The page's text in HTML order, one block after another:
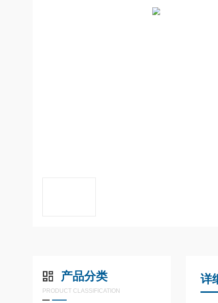
产品分类
PRODUCT CLASSIFICATION
详